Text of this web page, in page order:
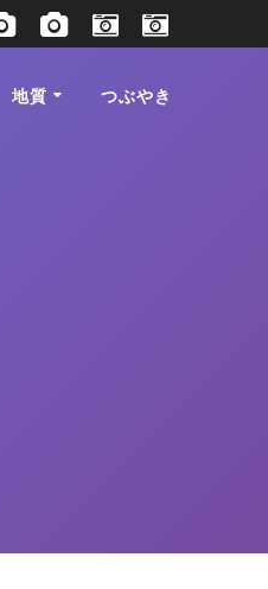
地質 つぶやき